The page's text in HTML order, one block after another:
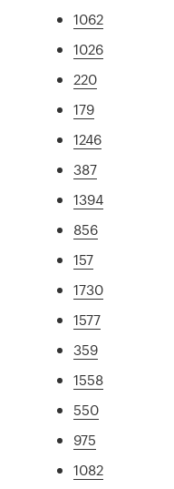
1062
1026
220
179
1246
387
1394
856
157
1730
1577
359
1558
550
975
1082